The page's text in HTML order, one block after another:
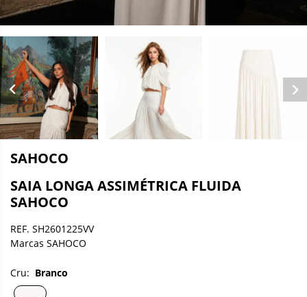
SAHOCO
SAIA LONGA ASSIMÉTRICA FLUIDA
SAHOCO
REF. SH2601225VV
Marcas SAHOCO
Cru: Branco